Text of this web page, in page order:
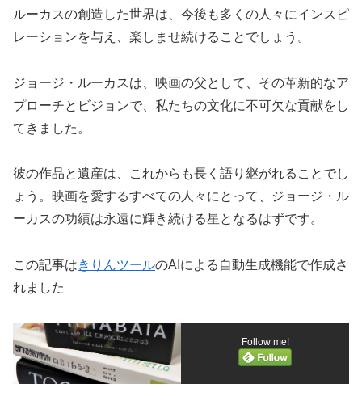
ルーカスの創造した世界は、今後も多くの人々にインスピ
レーションを与え、楽しませ続けることでしょう。
ジョージ・ルーカスは、映画の父として、その革新的なア
プローチとビジョンで、私たちの文化に不可欠な貢献をし
てきました。
彼の作品と遺産は、これからも長く語り継がれることでし
ょう。映画を愛するすべての人々にとって、ジョージ・ル
ーカスの功績は永遠に輝き続ける星となるはずです。
この記事はきりんツールのAIによる自動生成機能で作成さ
れました
Follow me!